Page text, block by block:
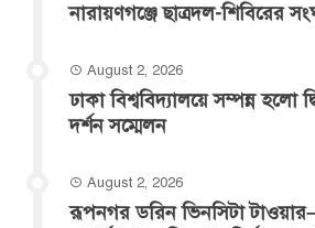
‎নারায়ণগঞ্জে ছাত্রদল-শিবিরের
August 2, 2026
ঢাকা বিশ্ববিদ্যালয়ে সম্পন্ন হলো
দর্শন সম্মেলন
August 2, 2026
রূপনগর ডরিন ভিনসিটা